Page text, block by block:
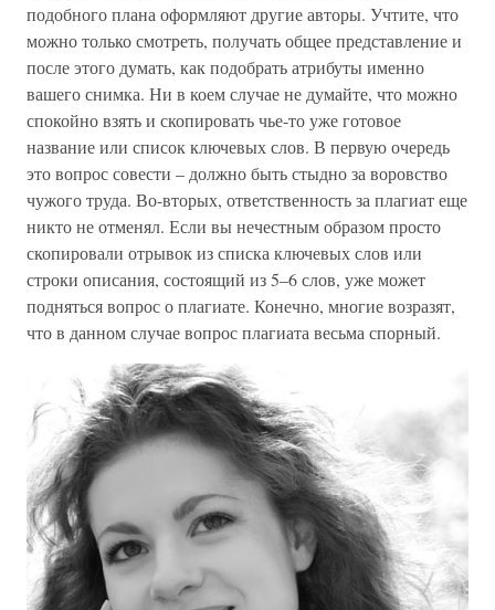
подобного плана оформляют другие авторы. Учтите, что
можно только смотреть, получать общее представление и
после этого думать, как подобрать атрибуты именно
вашего снимка. Ни в коем случае не думайте, что можно
спокойно взять и скопировать чье-то уже готовое
название или список ключевых слов. В первую очередь
это вопрос совести – должно быть стыдно за воровство
чужого труда. Во-вторых, ответственность за плагиат еще
никто не отменял. Если вы нечестным образом просто
скопировали отрывок из списка ключевых слов или
строки описания, состоящий из 5–6 слов, уже может
подняться вопрос о плагиате. Конечно, многие возразят,
что в данном случае вопрос плагиата весьма спорный.